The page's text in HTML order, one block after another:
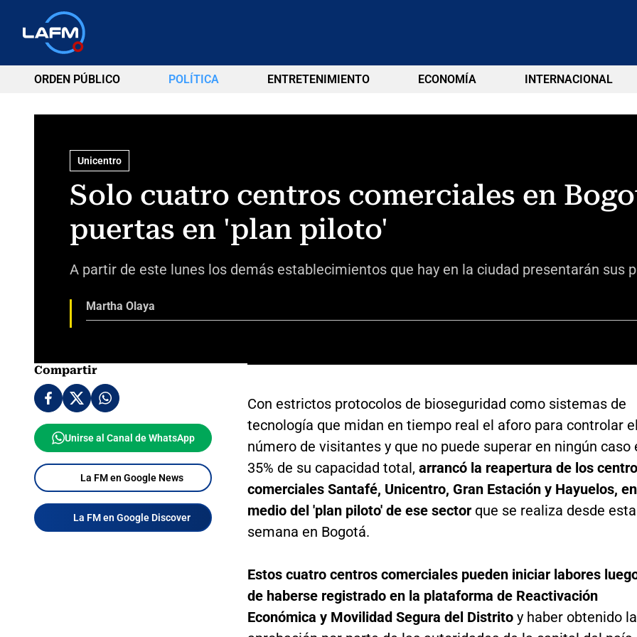
ORDEN PÚBLICO POLÍTICA ENTRETENIMIENTO ECONOMÍA INTERNACIONAL
Unicentro
Solo cuatro centros comerciales en
puertas en 'plan piloto'
A partir de este lunes los demás establecimientos que hay en la ciudad presentarán sus
Martha Olaya
Compartir
Unirse al Canal de WhatsApp
La FM en Google News
La FM en Google Discover
Con estrictos protocolos de bioseguridad como sistemas de
tecnología que midan en tiempo real el aforo para controlar el
número de visitantes y que no puede superar en ningún caso
35% de su capacidad total, arrancó la reapertura de los
comerciales Santafé, Unicentro, Gran Estación y Hayuelos, en
medio del 'plan piloto' de ese sector que se realiza desde esta
semana en Bogotá.
Estos cuatro centros comerciales pueden iniciar labores
de haberse registrado en la plataforma de Reactivación
Económica y Movilidad Segura del Distritoy haber obtenido la